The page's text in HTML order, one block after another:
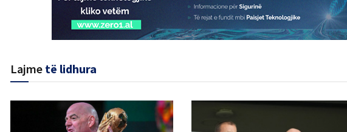
Lajme të lidhura